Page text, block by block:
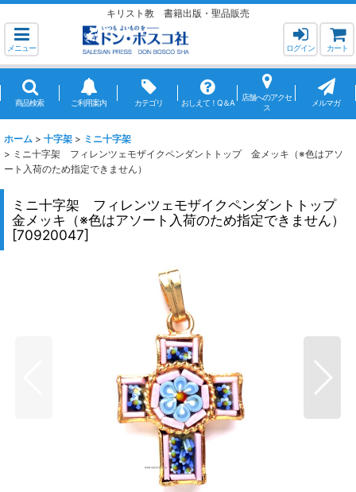
キリスト教 書籍出版・聖品販売
メニュー ログイン カート
商品検索 ご利用案内 カテゴリ おしえて！Q＆A
店舗へのアクセ
ス
メルマガ
ホーム > 十字架 > ミニ十字架
> ミニ十字架 フィレンツェモザイクペンダントトップ 金メッキ（※色はアソ
ート入荷のため指定できません）
ミニ十字架 フィレンツェモザイクペンダントトップ
金メッキ（※色はアソート入荷のため指定できません）
[70920047]